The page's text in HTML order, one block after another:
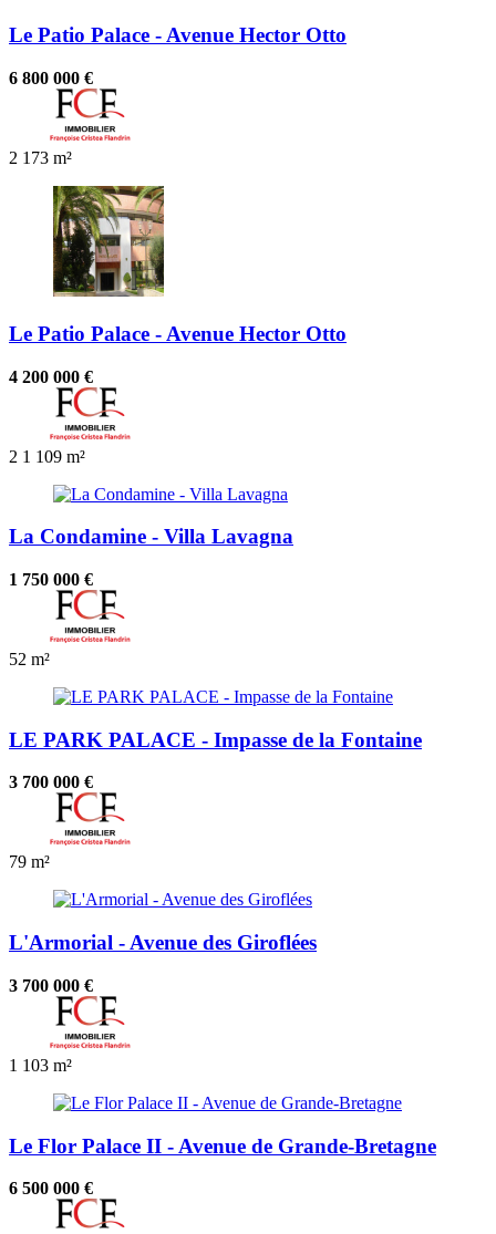
Le Patio Palace - Avenue Hector Otto
6 800 000 €
2 173 m²
Le Patio Palace - Avenue Hector Otto
4 200 000 €
2 1 109 m²
La Condamine - Villa Lavagna
1 750 000 €
52 m²
LE PARK PALACE - Impasse de la Fontaine
3 700 000 €
79 m²
L'Armorial - Avenue des Giroflées
3 700 000 €
1 103 m²
Le Flor Palace II - Avenue de Grande-Bretagne
6 500 000 €